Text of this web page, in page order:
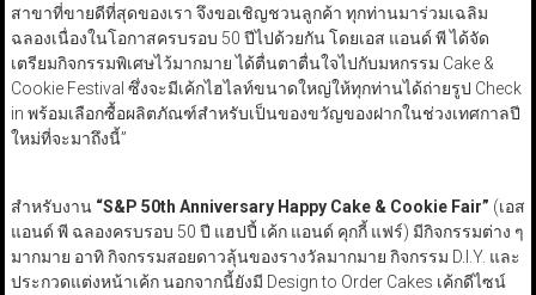
สาขาที่ขายดีที่สุดของเรา จึงขอเชิญชวนลูกค้า ทุกท่านมาร่วมเฉลิม
ฉลองเนื่องในโอกาสครบรอบ 50 ปีไปด้วยกัน โดยเอส แอนด์ พี ได้จัด
เตรียมกิจกรรมพิเศษไว้มากมาย ได้ตื่นตาตื่นใจไปกับมหกรรม Cake &
Cookie Festival ซึ่งจะมีเค้กไฮไลท์ขนาดใหญ่ให้ทุกท่านได้ถ่ายรูป Check
in พร้อมเลือกซื้อผลิตภัณฑ์สำหรับเป็นของขวัญของฝากในช่วงเทศกาลปี
ใหม่ที่จะมาถึงนี้”
สำหรับงาน “S&P 50th Anniversary Happy Cake & Cookie Fair” (เอส
แอนด์ พี ฉลองครบรอบ 50 ปี แฮปปี้ เค้ก แอนด์ คุกกี้ แฟร์) มีกิจกรรมต่าง ๆ
มากมาย อาทิ กิจกรรมสอยดาวลุ้นของรางวัลมากมาย กิจกรรม D.I.Y. และ
ประกวดแต่งหน้าเค้ก นอกจากนี้ยังมี Design to Order Cakes เค้กดีไซน์